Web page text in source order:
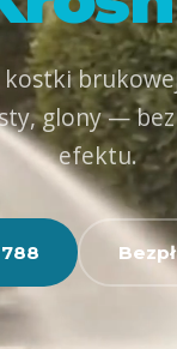
glony —
efektu.